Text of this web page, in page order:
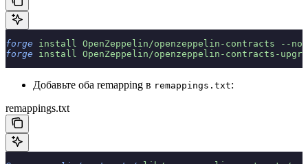
forge install OpenZeppelin/openzeppelin-contracts --
forge install OpenZeppelin/openzeppelin-contracts-
Добавьте оба remapping в remappings.txt:
remappings.txt